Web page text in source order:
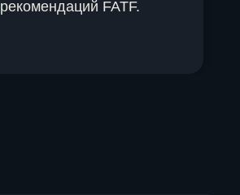
рекомендаций FATF.